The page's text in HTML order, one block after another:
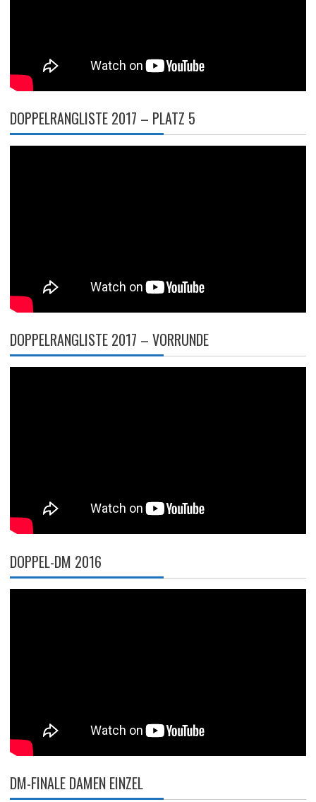
DOPPELRANGLISTE 2017 – PLATZ 5
DOPPELRANGLISTE 2017 – VORRUNDE
DOPPEL-DM 2016
DM-FINALE DAMEN EINZEL